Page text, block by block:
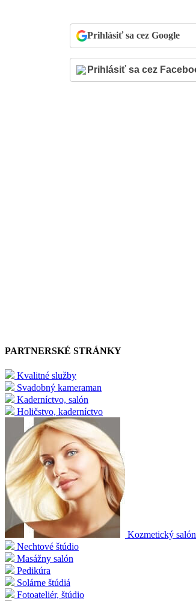
Prihlásiť sa cez Google
PARTNERSKÉ STRÁNKY
Kvalitné služby
Svadobný kameraman
Kaderníctvo, salón
Holičstvo, kaderníctvo
Kozmetický salón
Nechtové štúdio
Masážny salón
Pedikúra
Solárne štúdiá
Fotoateliér, štúdio